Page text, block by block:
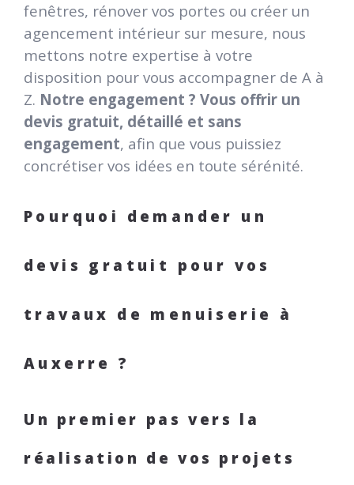
fenêtres, rénover vos portes ou créer un
agencement intérieur sur mesure, nous
mettons notre expertise à votre
disposition pour vous accompagner de A à
Z. Notre engagement ? Vous offrir un
devis gratuit, détaillé et sans
engagement, afin que vous puissiez
concrétiser vos idées en toute sérénité.
Pourquoi demander un
devis gratuit pour vos
travaux de menuiserie à
Auxerre ?
Un premier pas vers la
réalisation de vos projets